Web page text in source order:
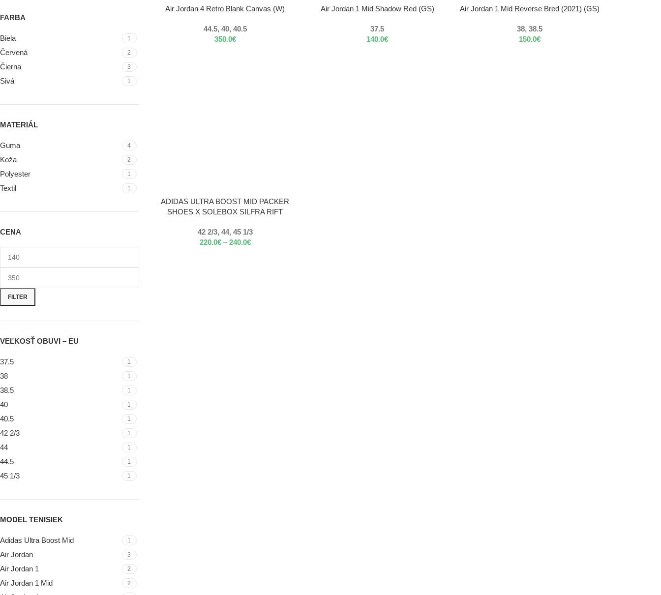
FARBA
Biela 1
Červená 2
Čierna 3
Sivá 1
MATERIÁL
Guma 4
Koža 2
Polyester 1
Textil 1
CENA
FILTER
VEĽKOSŤ OBUVI – EU
37.5 1
38 1
38.5 1
40 1
40.5 1
42 2/3 1
44 1
44.5 1
45 1/3 1
MODEL TENISIEK
Adidas Ultra Boost Mid 1
Air Jordan 3
Air Jordan 1 2
Air Jordan 1 Mid 2
VÝBER MOŽNOSTÍ
Air Jordan 4 Retro Blank Canvas (W)
44.5, 40, 40.5
350.0€
VÝBER MOŽNOSTÍ
Air Jordan 1 Mid Shadow Red (GS)
37.5
140.0€
VÝBER MOŽNOSTÍ
Air Jordan 1 Mid Reverse Bred (2021) (GS)
38, 38.5
150.0€
VÝBER MOŽNOSTÍ
ADIDAS ULTRA BOOST MID PACKER
SHOES X SOLEBOX SILFRA RIFT
42 2/3, 44, 45 1/3
220.0€ – 240.0€